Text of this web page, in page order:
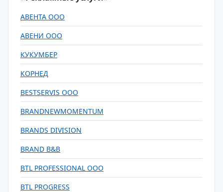
АВЕНТА ООО
АВЕНИ ООО
КУКУМБЕР
КОРНЕД
BESTSERVIS OOO
BRANDNEWMOMENTUM
BRANDS DIVISION
BRAND B&B
BTL PROFESSIONAL OOO
BTL PROGRESS